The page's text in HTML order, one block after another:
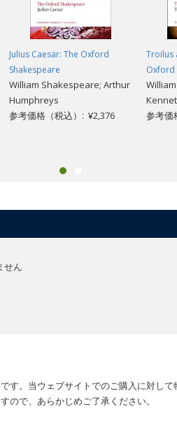
Julius Caesar: The Oxford
Shakespeare
William Shakespeare; Arthur
Humphreys
参考価格（税込）: ¥2,376
Troilus
Oxford
参考価
せん
す。当ウェブサイトでのご購入に対し
ので、あらかじめご了承ください。